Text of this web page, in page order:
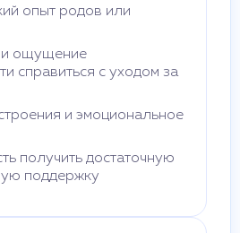
опыт родов или
и ощущение
справиться с уходом за
и эмоциональное
получить достаточную
поддержку